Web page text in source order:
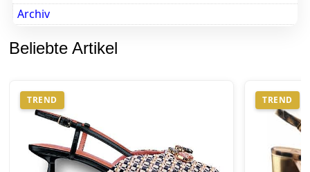
Archiv
Beliebte Artikel
TREND TREND